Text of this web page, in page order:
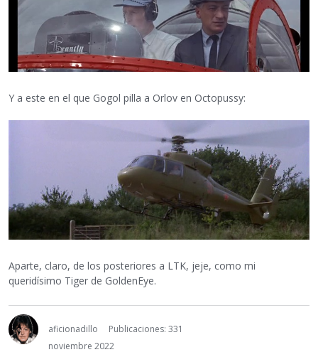
Y a este en el que Gogol pilla a Orlov en Octopussy:
Aparte, claro, de los posteriores a LTK, jeje, como mi
queridísimo Tiger de GoldenEye.
aficionadillo
Publicaciones: 331
noviembre 2022